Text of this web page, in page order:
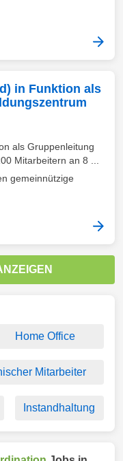
in Funktion als
als Gruppenleitung
Mitarbeitern an 8 ...
gemeinnützige
Home Office
Mitarbeiter
Instandhaltung